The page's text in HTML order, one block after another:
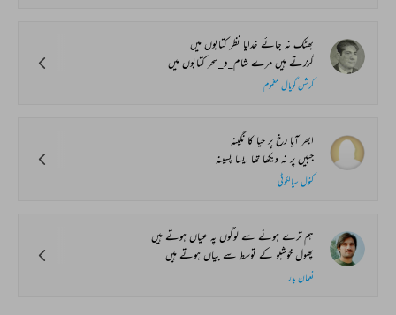
بھٹک نہ جائے خدایا نظر کتابوں میں
گزرتے ہیں مرے شام_و_سحر کتابوں میں
کرشن گوپال مغموم
ابھر آیا رخ پر حیا کا نگینہ
جبیں پر نہ دیکھا تھا ایسا پسینہ
کنول سیالکوٹی
ہم ترے ہونے سے لوگوں پہ عیاں ہوتے ہیں
پھول خوشبو کے توسط سے بیاں ہوتے ہیں
نعمان بدر